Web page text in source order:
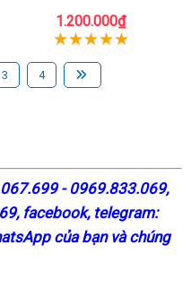
1.200.000₫
3 4
- 0969.833.069,
facebook, telegram:
của bạn và chúng